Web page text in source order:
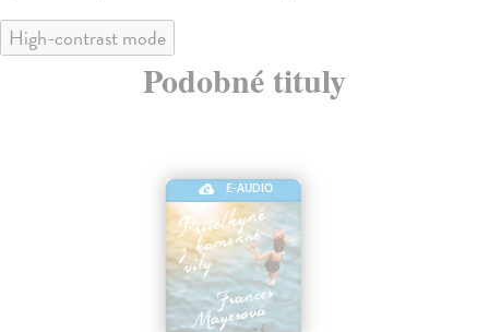
High-contrast mode
Podobné tituly
E-AUDIO